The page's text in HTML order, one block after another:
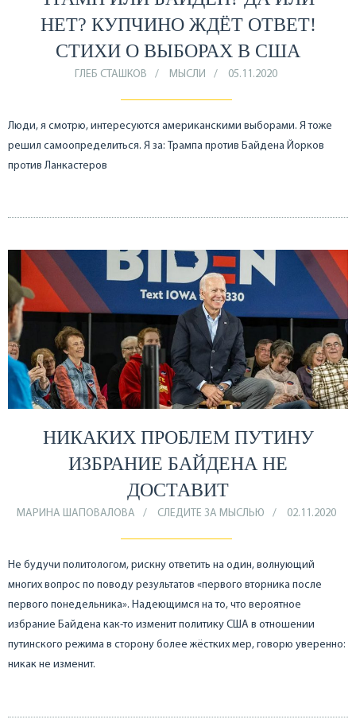
НЕТ? КУПЧИНО ЖДЁТ ОТВЕТ!
СТИХИ О ВЫБОРАХ В США
ГЛЕБ СТАШКОВ МЫСЛИ 05.11.2020
Люди, я смотрю, интересуются американскими выборами. Я тоже
решил самоопределиться. Я за: Трампа против Байдена Йорков
против Ланкастеров
НИКАКИХ ПРОБЛЕМ ПУТИНУ
ИЗБРАНИЕ БАЙДЕНА НЕ
ДОСТАВИТ
МАРИНА ШАПОВАЛОВА СЛЕДИТЕ ЗА МЫСЛЬЮ 02.11.2020
Не будучи политологом, рискну ответить на один, волнующий
многих вопрос по поводу результатов «первого вторника после
первого понедельника». Надеющимся на то, что вероятное
избрание Байдена как-то изменит политику США в отношении
путинского режима в сторону более жёстких мер, говорю уверенно:
никак не изменит.